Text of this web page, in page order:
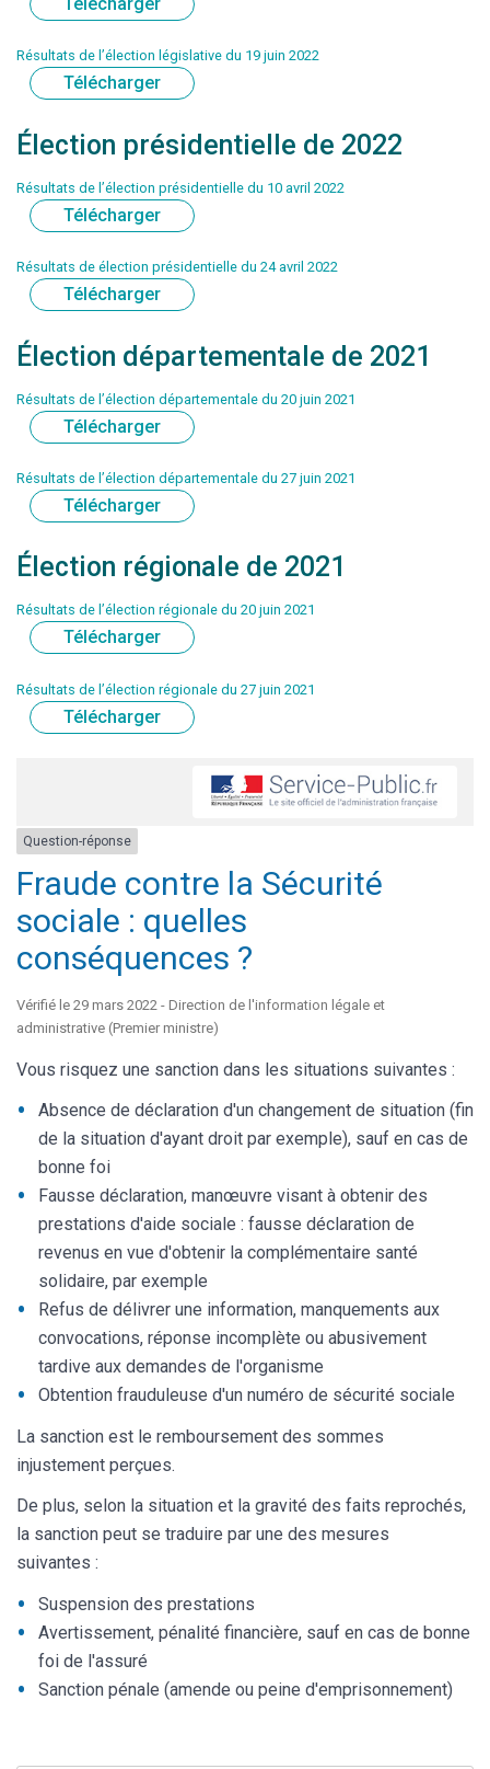
Résultats de l’élection législative du 19 juin 2022
Télécharger
Élection présidentielle de 2022
Résultats de l’élection présidentielle du 10 avril 2022
Télécharger
Résultats de élection présidentielle du 24 avril 2022
Télécharger
Élection départementale de 2021
Résultats de l’élection départementale du 20 juin 2021
Télécharger
Résultats de l’élection départementale du 27 juin 2021
Télécharger
Élection régionale de 2021
Résultats de l’élection régionale du 20 juin 2021
Télécharger
Résultats de l’élection régionale du 27 juin 2021
Télécharger
Question-réponse
Fraude contre la Sécurité
sociale : quelles
conséquences ?
Vérifié le 29 mars 2022 - Direction de l'information légale et
administrative (Premier ministre)
Vous risquez une sanction dans les situations suivantes :
Absence de déclaration d'un changement de situation (fin
de la situation d'ayant droit par exemple), sauf en cas de
bonne foi
Fausse déclaration, manœuvre visant à obtenir des
prestations d'aide sociale : fausse déclaration de
revenus en vue d'obtenir la complémentaire santé
solidaire, par exemple
Refus de délivrer une information, manquements aux
convocations, réponse incomplète ou abusivement
tardive aux demandes de l'organisme
Obtention frauduleuse d'un numéro de sécurité sociale
La sanction est le remboursement des sommes
injustement perçues.
De plus, selon la situation et la gravité des faits reprochés,
la sanction peut se traduire par une des mesures
suivantes :
Suspension des prestations
Avertissement, pénalité financière, sauf en cas de bonne
foi de l'assuré
Sanction pénale (amende ou peine d'emprisonnement)